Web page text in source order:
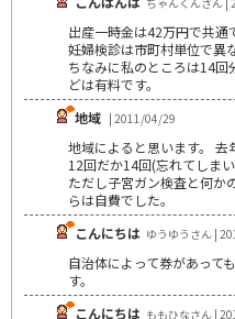
出産一時金は42万円で共通
妊婦検診は市町村単位で異
ちなみに私のところは14
どは有料です。
地域 | 2011/04/29
地域によると思います。
12回だか14回(忘れてしま
ただし子宮ガン検査と何か
らは自費でした。
こんにちは ゆうゆうさん |
自治体によって券があって
す。
こんにちは ももひなさん |